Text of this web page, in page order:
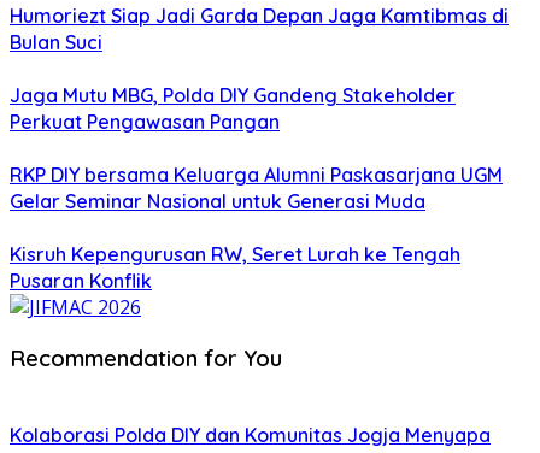
Humoriezt Siap Jadi Garda Depan Jaga Kamtibmas di
Bulan Suci
Jaga Mutu MBG, Polda DIY Gandeng Stakeholder
Perkuat Pengawasan Pangan
RKP DIY bersama Keluarga Alumni Paskasarjana UGM
Gelar Seminar Nasional untuk Generasi Muda
Kisruh Kepengurusan RW, Seret Lurah ke Tengah
Pusaran Konflik
Recommendation for You
Kolaborasi Polda DIY dan Komunitas Jogja Menyapa